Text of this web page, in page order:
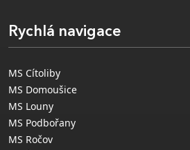
Rychlá navigace
MS Cítoliby
MS Domoušice
MS Louny
MS Podbořany
MS Ročov